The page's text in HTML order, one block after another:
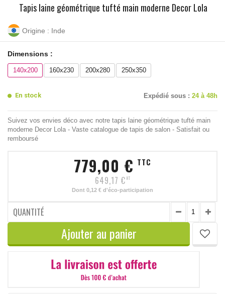
Tapis laine géométrique tufté main moderne Decor Lola
Origine : Inde
Dimensions :
140x200 160x230 200x280 250x350
En stock Expédié sous : 24 à 48h
Suivez vos envies déco avec notre tapis laine géométrique tufté main
moderne Decor Lola - Vaste catalogue de tapis de salon - Satisfait ou
remboursé
779,00 € TTC
649,17 € HT
Dont 0,12 € d'éco-participation
QUANTITÉ
Ajouter au panier